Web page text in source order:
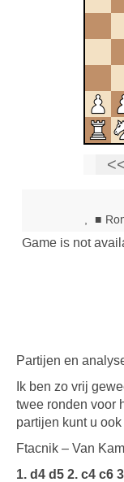
Partijen en
Ik ben zo vrij
twee ronden voor
partijen kunt u
Ftacnik – Van
1. d4 d5 2. c4 c6